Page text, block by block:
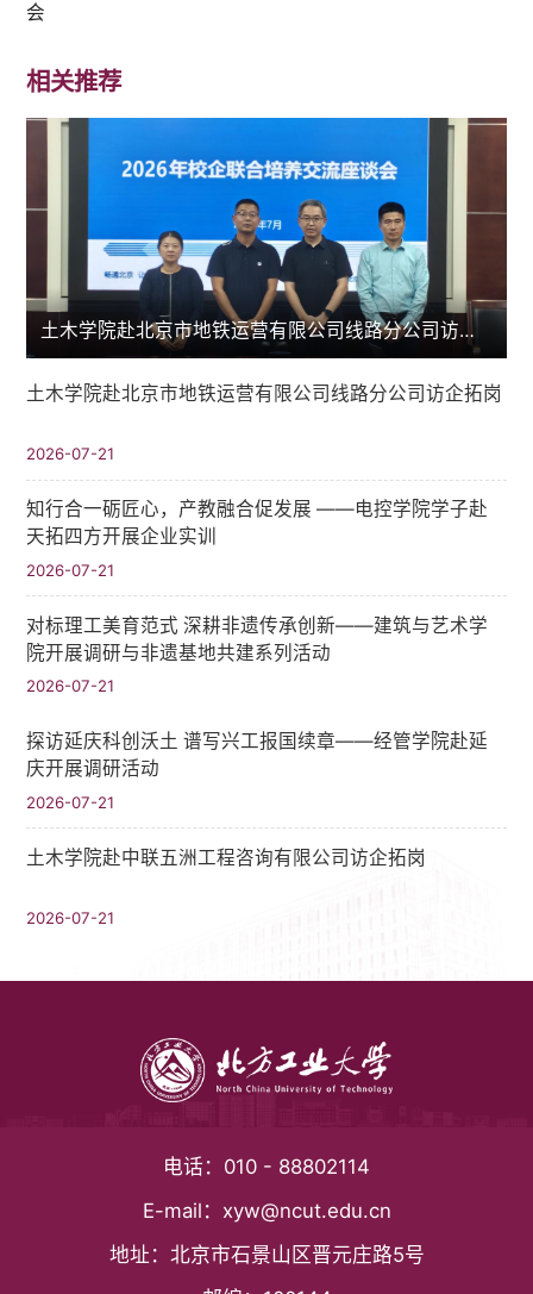
会
相关推荐
土木学院赴北京市地铁运营有限公司线路分公司访企拓岗
土木学院赴北京市地铁运营有限公司线路分公司访企拓岗
2026-07-21
知行合一砺匠心，产教融合促发展 ——电控学院学子赴
天拓四方开展企业实训
2026-07-21
对标理工美育范式 深耕非遗传承创新——建筑与艺术学
院开展调研与非遗基地共建系列活动
2026-07-21
探访延庆科创沃土 谱写兴工报国续章——经管学院赴延
庆开展调研活动
2026-07-21
土木学院赴中联五洲工程咨询有限公司访企拓岗
2026-07-21
电话： 010 - 88802114
E-mail： xyw@ncut.edu.cn
地址： 北京市石景山区晋元庄路5号